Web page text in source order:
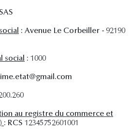
: Avenue Le Corbeiller - 92190
social : 1000
au registre du commerce et
: RCS 12345752601001